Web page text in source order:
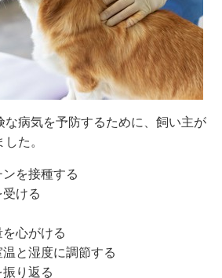
な病気を予防するために、飼い主が
た。
を接種する
ける
心がける
と湿度に調節する
り返る